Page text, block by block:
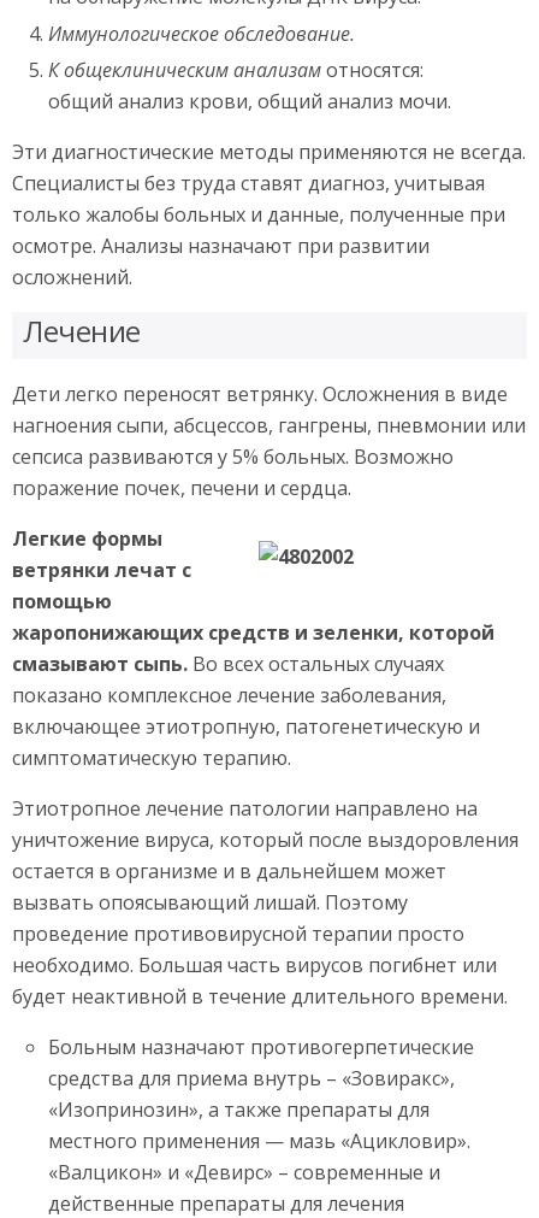
Иммунологическое обследование.
К общеклиническим анализамотносятся:
общий анализ крови, общий анализ мочи.
Эти диагностические методы применяются не всегда.
Специалисты без труда ставят диагноз, учитывая
только жалобы больных и данные, полученные при
осмотре. Анализы назначают при развитии
осложнений.
Лечение
Дети легко переносят ветрянку. Осложнения в виде
нагноения сыпи, абсцессов, гангрены, пневмонии или
сепсиса развиваются у 5% больных. Возможно
поражение почек, печени и сердца.
Легкие формы
ветрянки лечат с
помощью
жаропонижающих средств и зеленки, которой
смазывают сыпь. Во всех остальных случаях
показано комплексное лечение заболевания,
включающее этиотропную, патогенетическую и
симптоматическую терапию.
Этиотропное лечение патологии направлено на
уничтожение вируса, который после выздоровления
остается в организме и в дальнейшем может
вызвать опоясывающий лишай. Поэтому
проведение противовирусной терапии просто
необходимо. Большая часть вирусов погибнет или
будет неактивной в течение длительного времени.
Больным назначают противогерпетические
средства для приема внутрь – «Зовиракс»,
«Изопринозин», а также препараты для
местного применения — мазь «Ацикловир».
«Валцикон» и «Девирс» – современные и
действенные препараты для лечения